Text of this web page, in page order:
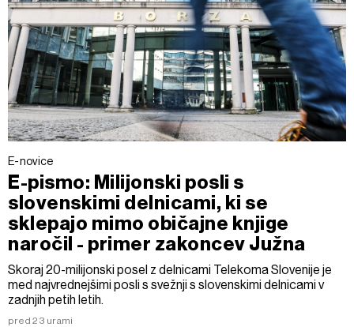
E-novice
E-pismo: Milijonski posli s
slovenskimi delnicami, ki se
sklepajo mimo običajne knjige
naročil - primer zakoncev Južna
Skoraj 20-milijonski posel z delnicami Telekoma Slovenije je
med najvrednejšimi posli s svežnji s slovenskimi delnicami v
zadnjih petih letih.
pred 23 urami